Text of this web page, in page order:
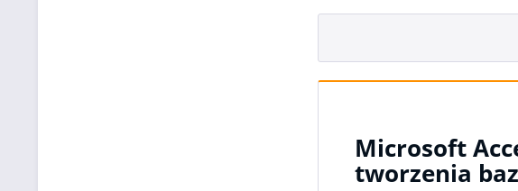
Microsoft
tworzenia